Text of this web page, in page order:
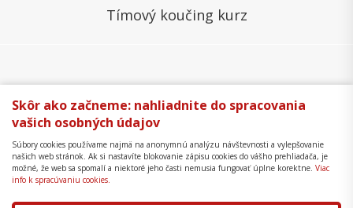
Tímový koučing kurz
Všeobecné obchodné podmienky
Správa cookies
Ochrana osobných údajov
Formulár na odstúpenie
Mapa stránky
Copyright © 2018 - 2026 Business Coaching College,
s.r.o.
Skôr ako začneme: nahliadnite do spracovania
vašich osobných údajov
Súbory cookies používame najmä na anonymnú analýzu návštevnosti a vylepšovanie
našich web stránok. Ak si nastavíte blokovanie zápisu cookies do vášho prehliadača, je
možné, že web sa spomalí a niektoré jeho časti nemusia fungovať úplne korektne. Viac
info k spracúvaniu cookies.